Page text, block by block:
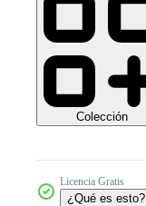
Colección
Licencia Gratis
¿Qué es esto?